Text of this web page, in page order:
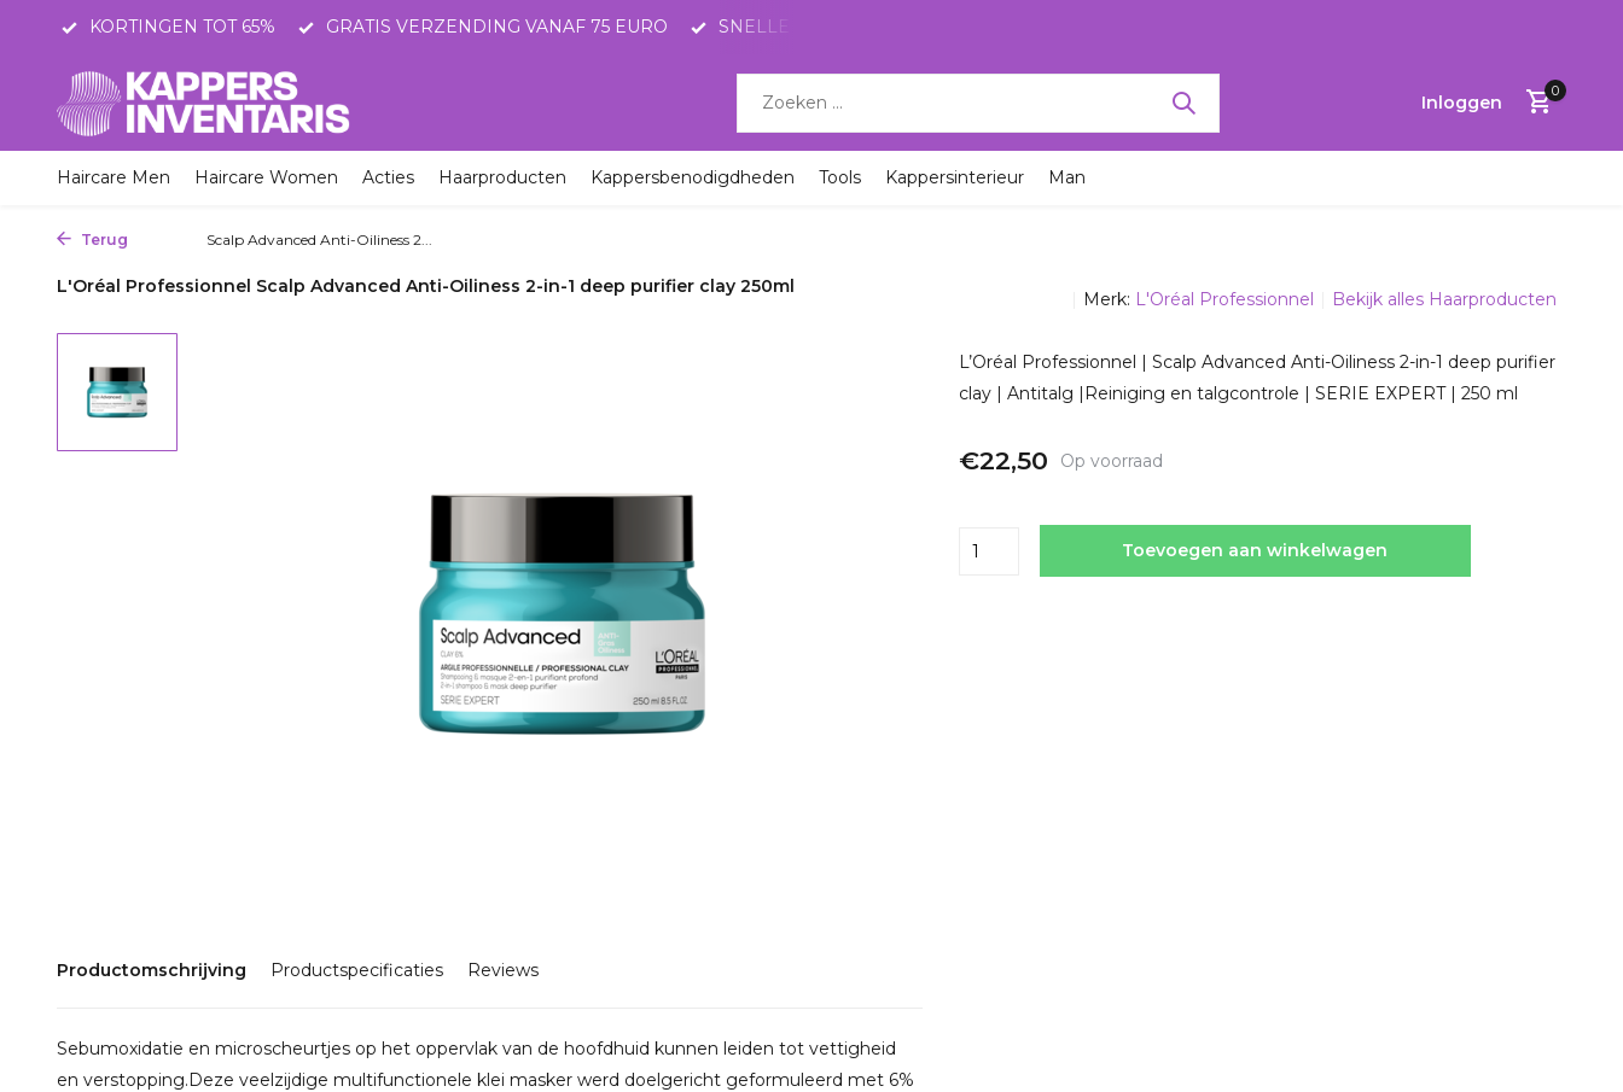
KORTINGEN TOT 65% GRATIS VERZENDING VANAF 75 EURO SNELLE LEVERING MET POSTNL
Inloggen
0
Haircare Men Haircare Women Acties Haarproducten Kappersbenodigdheden Tools Kappersinterieur Man
Terug Scalp Advanced Anti-Oiliness 2...
L'Oréal Professionnel Scalp Advanced Anti-Oiliness 2-in-1 deep purifier clay 250ml
Productomschrijving Productspecificaties Reviews
Sebumoxidatie en microscheurtjes op het oppervlak van de hoofdhuid kunnen leiden tot vettigheid
en verstopping.Deze veelzijdige multifunctionele klei masker werd doelgericht geformuleerd met 6%
Merk: L'Oréal Professionnel Bekijk alles Haarproducten
L’Oréal Professionnel | Scalp Advanced Anti-Oiliness 2-in-1 deep purifier
clay | Antitalg |Reiniging en talgcontrole | SERIE EXPERT | 250 ml
€22,50 Op voorraad
Toevoegen aan winkelwagen